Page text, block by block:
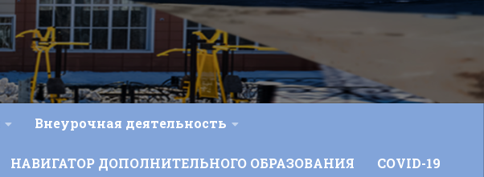
Внеурочная деятельность
НАВИГАТОР ДОПОЛНИТЕЛЬНОГО ОБРАЗОВАНИЯ COVID-19